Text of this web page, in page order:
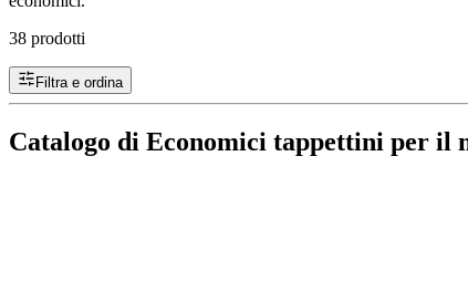
38 prodotti
Filtra e ordina
Catalogo di Economici tappettini per il